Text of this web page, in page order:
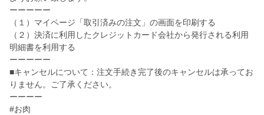
ーーーーー
（１）マイページ「取引済みの注文」の画面を印刷する
（２）決済に利用したクレジットカード会社から発行される利用
明細書を利用する
ーーーーー
■キャンセルについて：注文手続き完了後のキャンセルは承ってお
りません。ご了承ください。
ーーーー
#お肉